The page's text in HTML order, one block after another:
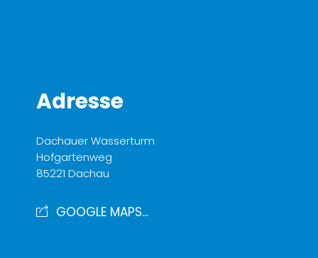
Adresse
Dachauer Wasserturm
Hofgartenweg
85221 Dachau
GOOGLE MAPS...